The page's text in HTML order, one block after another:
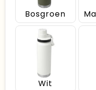
Bosgroen
Wit